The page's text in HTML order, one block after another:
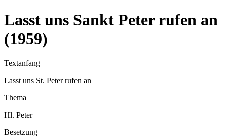
Lasst uns Sankt Peter rufen an
(1959)
Textanfang
Lasst uns St. Peter rufen an
Thema
Hl. Peter
Besetzung